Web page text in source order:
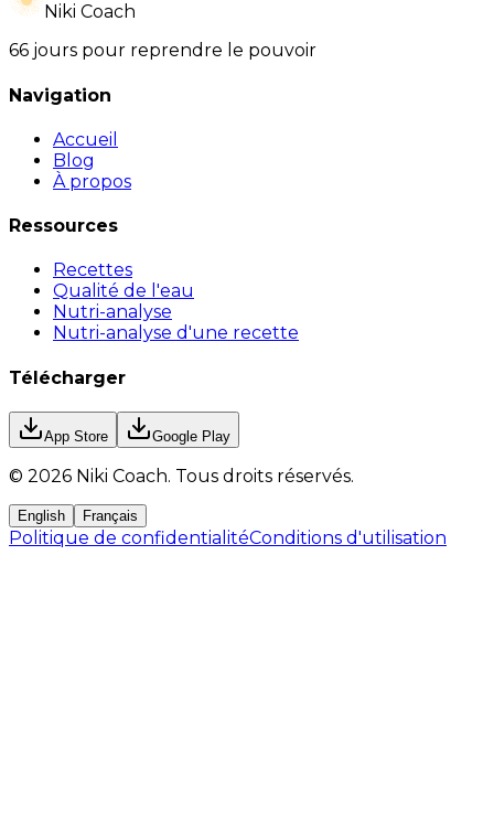
Niki Coach
66 jours pour reprendre le pouvoir
Navigation
Accueil
Blog
À propos
Ressources
Recettes
Qualité de l'eau
Nutri-analyse
Nutri-analyse d'une recette
Télécharger
App Store Google Play
© 2026 Niki Coach. Tous droits réservés.
English Français
Politique de confidentialitéConditions d'utilisation